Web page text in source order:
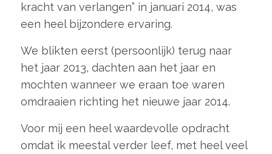
kracht van verlangen” in januari 2014, was
een heel bijzondere ervaring.
We blikten eerst (persoonlijk) terug naar
het jaar 2013, dachten aan het jaar en
mochten wanneer we eraan toe waren
omdraaien richting het nieuwe jaar 2014.
Voor mij een heel waardevolle opdracht
omdat ik meestal verder leef, met heel veel